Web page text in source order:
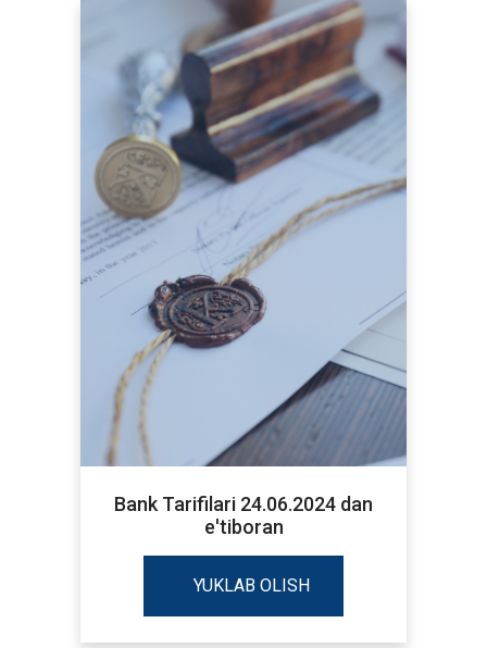
Bank Tarifilari 24.06.2024 dan
e'tiboran
YUKLAB OLISH